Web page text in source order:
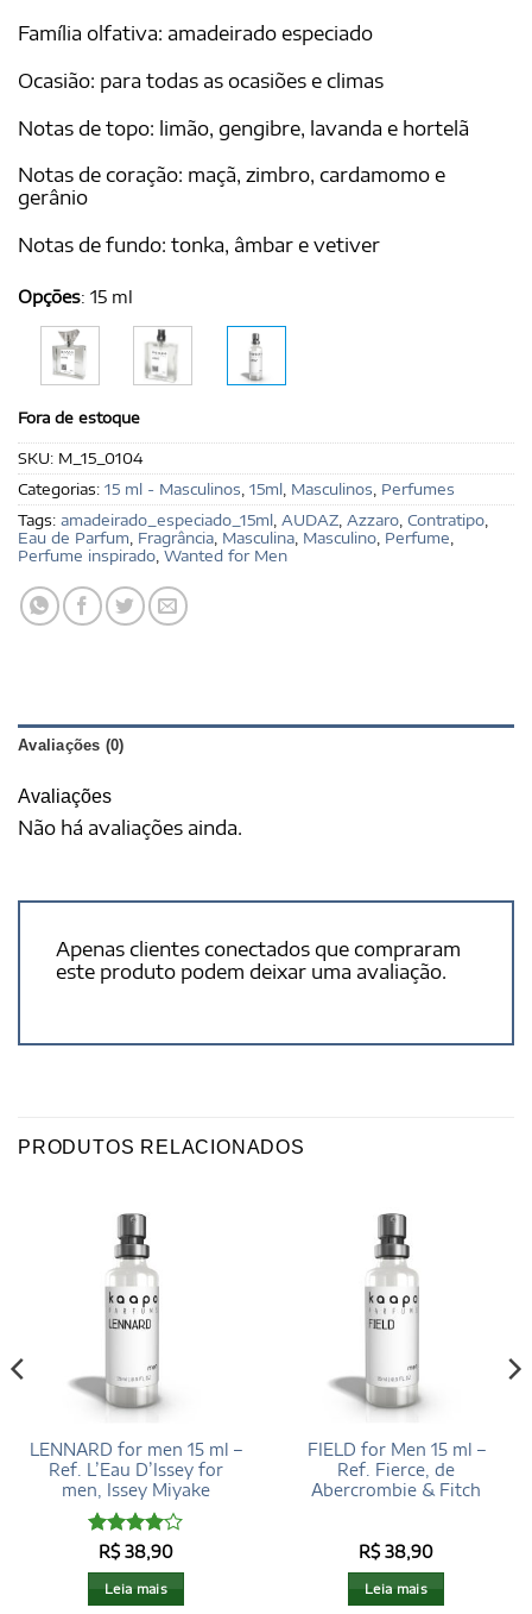
Família olfativa: amadeirado especiado
Ocasião: para todas as ocasiões e climas
Notas de topo: limão, gengibre, lavanda e hortelã
Notas de coração: maçã, zimbro, cardamomo e
gerânio
Notas de fundo: tonka, âmbar e vetiver
Opções: 15 ml
Fora de estoque
SKU: M_15_0104
Categorias: 15 ml - Masculinos 15ml Masculinos Perfumes
Tags: amadeirado_especiado_15ml AUDAZ Azzaro Contratipo
Eau de Parfum Fragrância Masculina Masculino Perfume
Perfume inspirado Wanted for Men
Avaliações (0)
Avaliações
Não há avaliações ainda.
Apenas clientes conectados que compraram
este produto podem deixar uma avaliação.
PRODUTOS RELACIONADOS
LENNARD for men 15 ml –
Ref. L’Eau D’Issey for
men, Issey Miyake
Avaliação
4de 5
R$38,90
Leia mais
FIELD for Men 15 ml –
Ref. Fierce, de
Abercrombie & Fitch
R$38,90
Leia mais